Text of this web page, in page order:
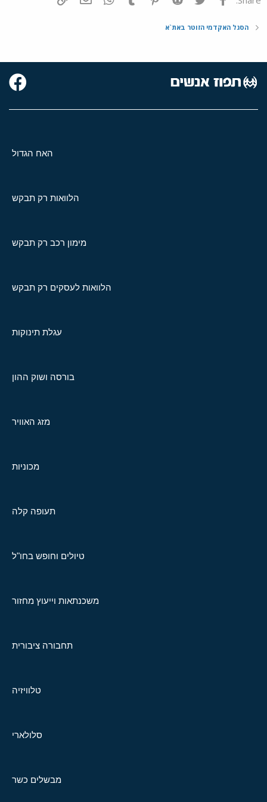
הסגל האקדמי הזוטר באת`א
האח הגדול
הלוואות רק תבקש
מימון רכב רק תבקש
הלוואות לעסקים רק תבקש
עגלת תינוקות
בורסה ושוק ההון
מזג האוויר
מכוניות
תעופה קלה
טיולים וחופש בחו"ל
משכנתאות וייעוץ מחזור
תחבורה ציבורית
טלוויזיה
סלולארי
מבשלים כשר